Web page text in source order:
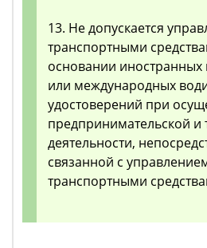
13. Не допускается
транспортными
основании
или международных
удостоверений при
предпринимательской и
деятельности,
связанной с
транспортными